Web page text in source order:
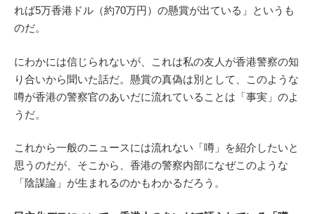
れば5万香港ドル（約70万円）の懸賞が出ている」というも
のだ。
にわかには信じられないが、これは私の友人が香港警察の知
り合いから聞いた話だ。懸賞の真偽は別として、このような
噂が香港の警察官のあいだに流れていることは「事実」のよ
うだ。
これから一般のニュースには流れない「噂」を紹介したいと
思うのだが、そこから、香港の警察内部になぜこのような
「陰謀論」が生まれるのかもわかるだろう。